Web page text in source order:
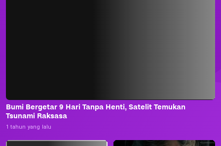
Bumi Bergetar 9 Hari Tanpa Henti, Satelit Temukan
Tsunami Raksasa
1 tahun yang lalu